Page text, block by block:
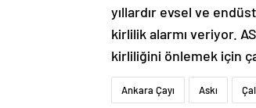
yıllardır evsel ve
kirlilik alarmı veriyor.
kirliliğini önlemek için
Ankara Çayı Askı